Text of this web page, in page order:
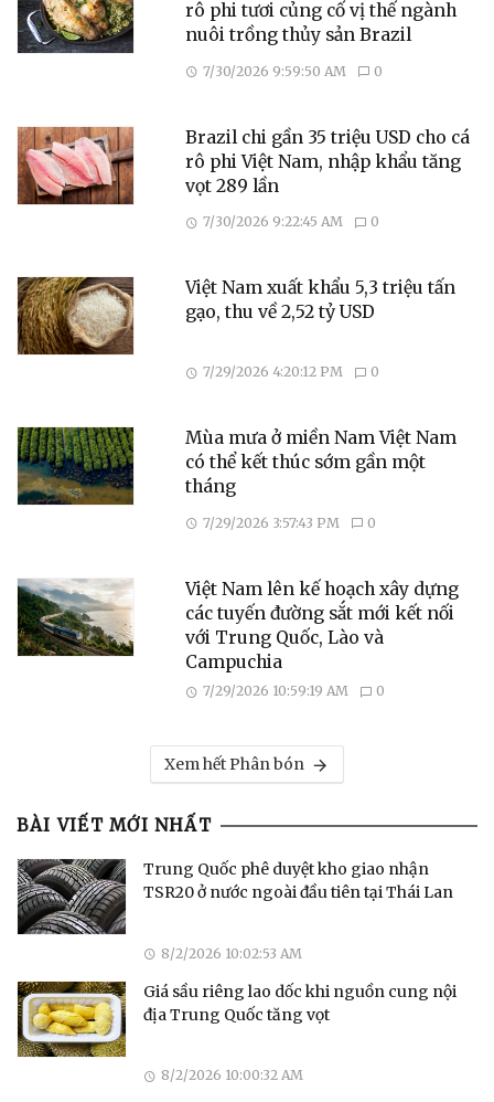
rô phi tươi củng cố vị thế ngành
nuôi trồng thủy sản Brazil
7/30/2026 9:59:50 AM 0
Brazil chi gần 35 triệu USD cho cá
rô phi Việt Nam, nhập khẩu tăng
vọt 289 lần
7/30/2026 9:22:45 AM 0
Việt Nam xuất khẩu 5,3 triệu tấn
gạo, thu về 2,52 tỷ USD
7/29/2026 4:20:12 PM 0
Mùa mưa ở miền Nam Việt Nam
có thể kết thúc sớm gần một
tháng
7/29/2026 3:57:43 PM 0
Việt Nam lên kế hoạch xây dựng
các tuyến đường sắt mới kết nối
với Trung Quốc, Lào và
Campuchia
7/29/2026 10:59:19 AM 0
Xem hết Phân bón
BÀI VIẾT MỚI NHẤT
Trung Quốc phê duyệt kho giao nhận
TSR20 ở nước ngoài đầu tiên tại Thái Lan
8/2/2026 10:02:53 AM
Giá sầu riêng lao dốc khi nguồn cung nội
địa Trung Quốc tăng vọt
8/2/2026 10:00:32 AM